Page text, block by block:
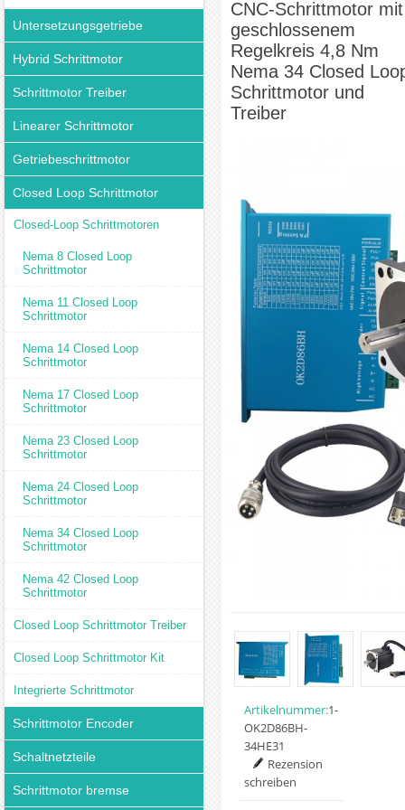
Untersetzungsgetriebe
Hybrid Schrittmotor
Schrittmotor Treiber
Linearer Schrittmotor
Getriebeschrittmotor
Closed Loop Schrittmotor
Closed-Loop Schrittmotoren
Nema 8 Closed Loop
Schrittmotor
Nema 11 Closed Loop
Schrittmotor
Nema 14 Closed Loop
Schrittmotor
Nema 17 Closed Loop
Schrittmotor
Nema 23 Closed Loop
Schrittmotor
Nema 24 Closed Loop
Schrittmotor
Nema 34 Closed Loop
Schrittmotor
Nema 42 Closed Loop
Schrittmotor
Closed Loop Schrittmotor Treiber
Closed Loop Schrittmotor Kit
Integrierte Schrittmotor
Schrittmotor Encoder
Schaltnetzteile
Schrittmotor bremse
CNC-Schrittmotor mit
geschlossenem
Regelkreis 4,8 Nm
Nema 34 Closed
Schrittmotor und
Treiber
Artikelnummer:1-
OK2D86BH-
34HE31
Rezension
schreiben